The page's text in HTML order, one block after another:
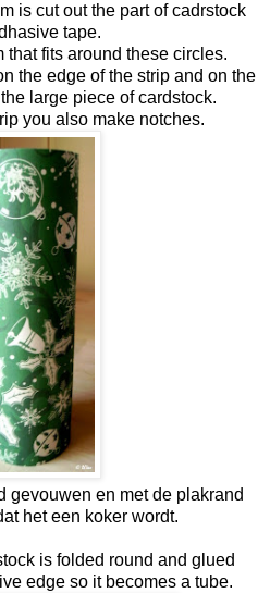
is cut out the part of cadrstock
tape.
that fits around these circles.
the edge of the strip and on the
large piece of cardstock.
you also make notches.
gevouwen en met de plakrand
het een koker wordt.
is folded round and glued
edge so it becomes a tube.